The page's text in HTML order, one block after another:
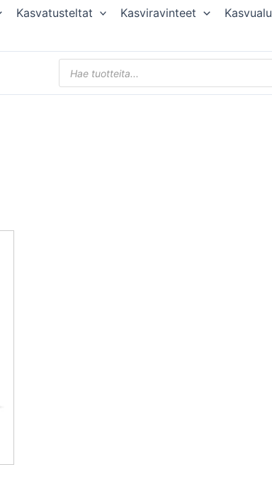
Kasvatusteltat Kasviravinteet
Products
search